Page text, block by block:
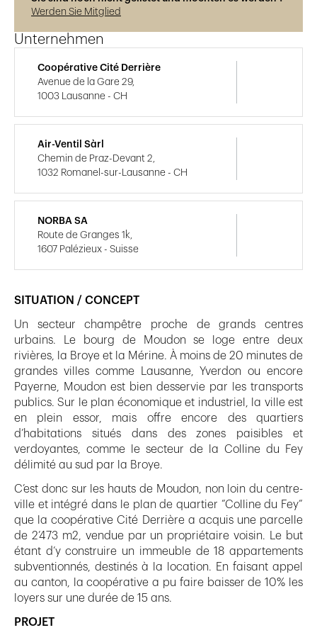
SITUATION / CONCEPT
Un secteur champêtre proche de grands centres
urbains. Le bourg de Moudon se loge entre deux
rivières, la Broye et la Mérine. À moins de 20 minutes de
grandes villes comme Lausanne, Yverdon ou encore
Payerne, Moudon est bien desservie par les transports
publics. Sur le plan économique et industriel, la ville est
en plein essor, mais offre encore des quartiers
d’habitations situés dans des zones paisibles et
verdoyantes, comme le secteur de la Colline du Fey
délimité au sud par la Broye.
C’est donc sur les hauts de Moudon, non loin du centre-
ville et intégré dans le plan de quartier ”Colline du Fey”
que la coopérative Cité Derrière a acquis une parcelle
de 2’473 m2, vendue par un propriétaire voisin. Le but
étant d’y construire un immeuble de 18 appartements
subventionnés, destinés à la location. En faisant appel
au canton, la coopérative a pu faire baisser de 10% les
loyers sur une durée de 15 ans.
PROJET
Werden Sie Mitglied
Unternehmen
Coopérative Cité Derrière
Avenue de la Gare 29,
1003 Lausanne - CH
Air-Ventil Sàrl
Chemin de Praz-Devant 2,
1032 Romanel-sur-Lausanne - CH
NORBA SA
Route de Granges 1k,
1607 Palézieux - Suisse